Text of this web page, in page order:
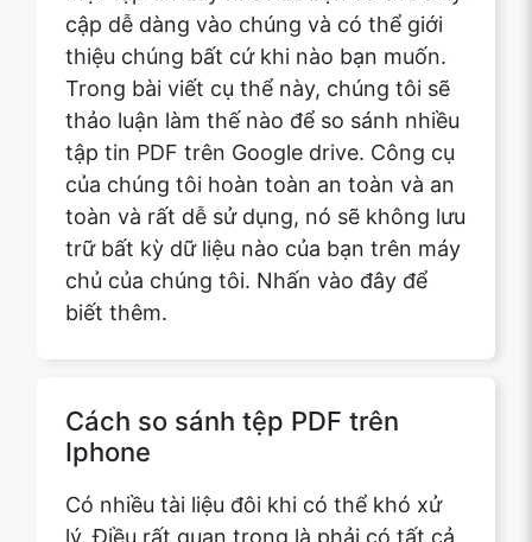
thảo luận làm thế nào để so sánh nhiều
tập tin PDF trên Google drive. Công cụ
của chúng tôi hoàn toàn an toàn và an
toàn và rất dễ sử dụng, nó sẽ không lưu
trữ bất kỳ dữ liệu nào của bạn trên máy
chủ của chúng tôi. Nhấn vào đây để
biết thêm.
Cách so sánh tệp PDF trên
lý. Điều rất quan trọng là phải có tất cả
các tài liệu quan trọng của bạn trong
một tập tin duy nhất để bạn có thể truy
cập dễ dàng vào chúng và có thể giới